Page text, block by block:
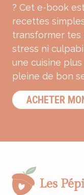
? Cet e-book
recettes
transformer tes
stress ni
une cuisine
pleine de bon
ACHETER